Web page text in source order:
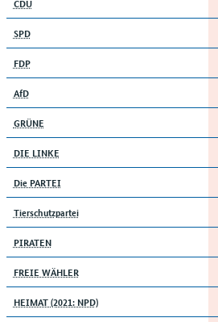
SPD
FDP
AfD
GRÜNE
DIE LINKE
Die PARTEI
Tierschutzpartei
PIRATEN
FREIE WÄHLER
HEIMAT (2021: NPD)